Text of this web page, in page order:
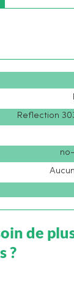
Reflection
de
?